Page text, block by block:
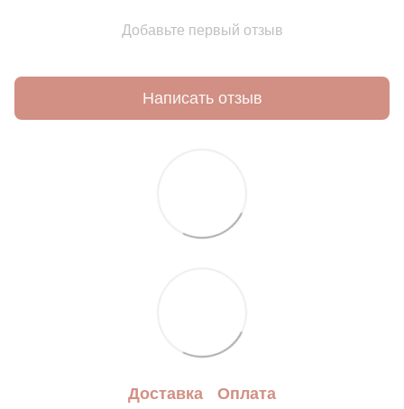
Добавьте первый отзыв
Написать отзыв
Доставка Оплата